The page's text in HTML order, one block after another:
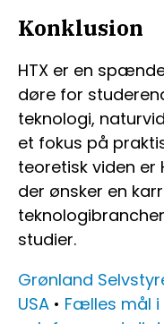
Konklusion
HTX er en
døre for
teknologi,
et fokus på
teoretisk viden er
der ønsker en
studier.
Grønland
USA • Fælles mål